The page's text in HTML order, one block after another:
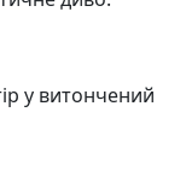
у витончений